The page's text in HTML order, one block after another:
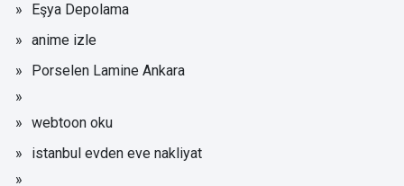
Eşya Depolama
anime izle
Porselen Lamine Ankara
webtoon oku
istanbul evden eve nakliyat